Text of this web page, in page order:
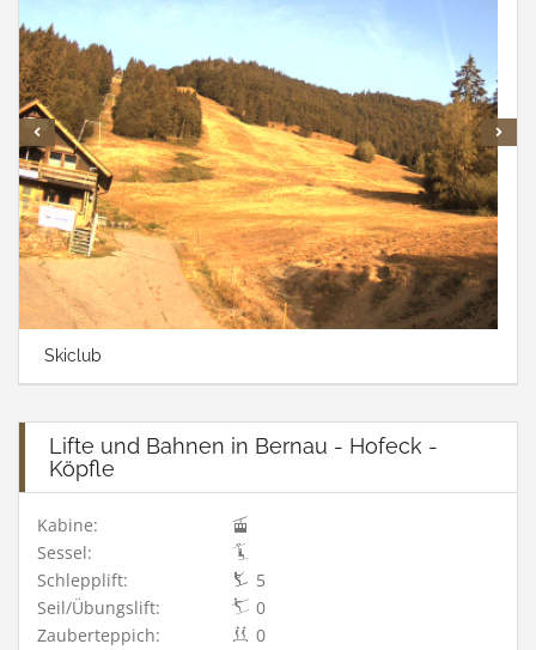
Skiclub
Lifte und Bahnen in Bernau - Hofeck -
Köpfle
Kabine:
Sessel:
Schlepplift:
5
Seil/Übungslift:
0
Zauberteppich:
0